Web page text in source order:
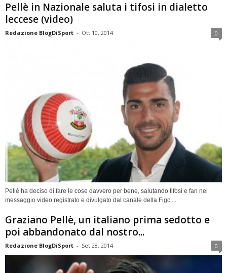
Pellè in Nazionale saluta i tifosi in dialetto
leccese (video)
Redazione BlogDiSport - Ott 10, 2014 0
Pellè ha deciso di fare le cose davvero per bene, salutando tifosi e fan nel
messaggio video registrato e divulgato dal canale della Figc,...
Graziano Pellè, un italiano prima sedotto e
poi abbandonato dal nostro...
Redazione BlogDiSport - Set 28, 2014 0